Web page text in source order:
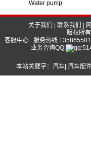
Water pump
关于我们 联系我们
版权所
客服中心: 服务热线
业务咨询QQ:
本站关健字： 汽车| 汽车配